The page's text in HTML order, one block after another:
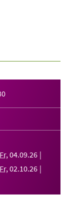
Fr, 04.09.26
Fr, 02.10.26